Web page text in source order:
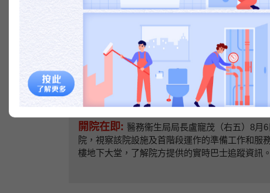
開院在即: 醫務衞生局局長盧寵茂（右五）8月6
院，視察該院設施及首階段運作的準備工作和服
樓地下大堂，了解院方提供的實時巴士追蹤資訊。